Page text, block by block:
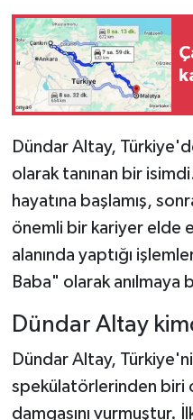
Dündar Altay,
olarak tanınan bir
hayatına başlamış,
önemli bir kariyer elde
alanında yaptığı
Baba" olarak anılmaya
Dündar Altay
Dündar Altay,
spekülatörlerinden biri
damgasını vurmuştur.